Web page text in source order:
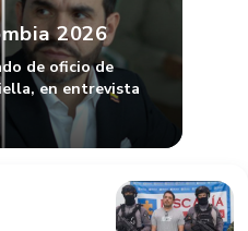
2026
de oficio de
en entrevista